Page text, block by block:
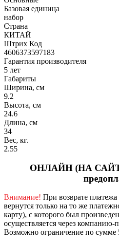
Базовая единица
набор
Страна
КИТАЙ
Штрих Код
4606373597183
Гарантия производителя
5 лет
Габариты
Ширина, см
9.2
Высота, см
24.6
Длина, см
34
Вес, кг.
2.55
ОНЛАЙН (НА
Внимание! При возврате
вернутся только на то же
карту), с которого был
осуществляется через компанию-
Возможно ограничение по сумме